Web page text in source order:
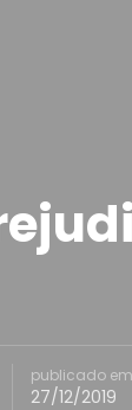
publicado em
27/12/2019